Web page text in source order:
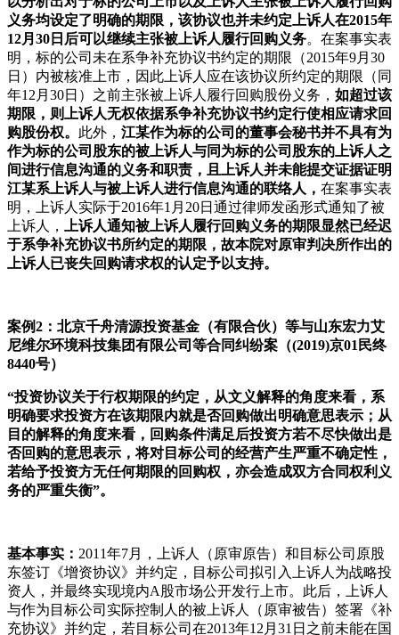
义务均设定了明确的期限，该协议也并未约定上诉人在2015年
12月30日后可以继续主张被上诉人履行回购义务。在案事实表
明，标的公司未在系争补充协议书约定的期限（2015年9月30
日）内被核准上市，因此上诉人应在该协议所约定的期限（同
年12月30日）之前主张被上诉人履行回购股份义务， 如超过该
期限，则上诉人无权依据系争补充协议书约定行使相应请求回
购股份权。 此外， 江某作为标的公司的董事会秘书并不具有为
作为标的公司股东的被上诉人与同为标的公司股东的上诉人之
间进行信息沟通的义务和职责，且上诉人并未能提交证据证明
江某系上诉人与被上诉人进行信息沟通的联络人， 在案事实表
明，上诉人实际于2016年1月20日通过律师发函形式通知了被
上诉人，
上诉人通知被上诉人履行回购义务的期限显然已经迟
于系争补充协议书所约定的期限，故本院对原审判决所作出的
上诉人已丧失回购请求权的认定予以支持。
案例2：北京千舟清源投资基金（有限合伙）等与山东宏力艾
尼维尔环境科技集团有限公司等合同纠纷案（(2019)京01民终
8440号）
“投资协议关于行权期限的约定，从文义解释的角度来看，系
明确要求投资方在该期限内就是否回购做出明确意思表示；从
目的解释的角度来看，回购条件满足后投资方若不尽快做出是
否回购的意思表示，将对目标公司的经营产生严重不确定性，
若给予投资方无任何期限的回购权，亦会造成双方合同权利义
务的严重失衡”。
基本事实： 2011年7月，上诉人（原审原告）和目标公司原股
东签订《增资协议》并约定，目标公司拟引入上诉人为战略投
资人，并最终实现境内A股市场公开发行上市。此后，上诉人
与作为目标公司实际控制人的被上诉人（原审被告）签署《补
充协议》并约定，若目标公司在2013年12月31日之前未能在国